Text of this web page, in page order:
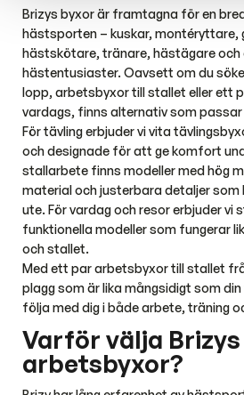
Brizys byxor är framtagna för en
hästsporten – kuskar, montéryttare,
hästskötare, tränare, hästägare och
hästentusiaster. Oavsett om du
lopp, arbetsbyxor till stallet eller ett
vardags, finns alternativ som passar
För tävling erbjuder vi vita
och designade för att ge komfort
stallarbete finns modeller med hög
material och justerbara detaljer som
ute. För vardag och resor erbjuder vi
funktionella modeller som fungerar
och stallet.
Med ett par arbetsbyxor till stallet
plagg som är lika mångsidigt som
följa med dig i både arbete, träning
Varför välja Brizys
arbetsbyxor?